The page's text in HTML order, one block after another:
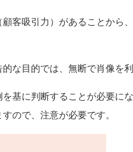
目的では、無断で肖像を
基に判断することが必要
すので、注意が必要です。